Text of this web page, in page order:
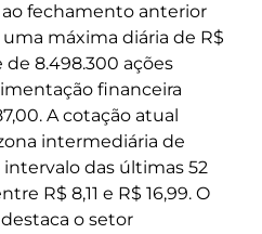
fechamento anterior
máxima diária de R$
de 8.498.300 ações
financeira
A cotação atual
intermediária de
das últimas 52
R$ 8,11 e R$ 16,99. O
o setor